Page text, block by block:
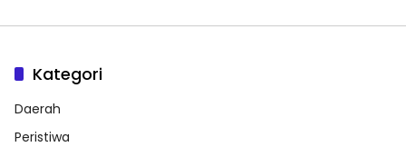
Kategori
Daerah
Peristiwa